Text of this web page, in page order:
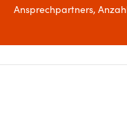
Ansprechpartners,